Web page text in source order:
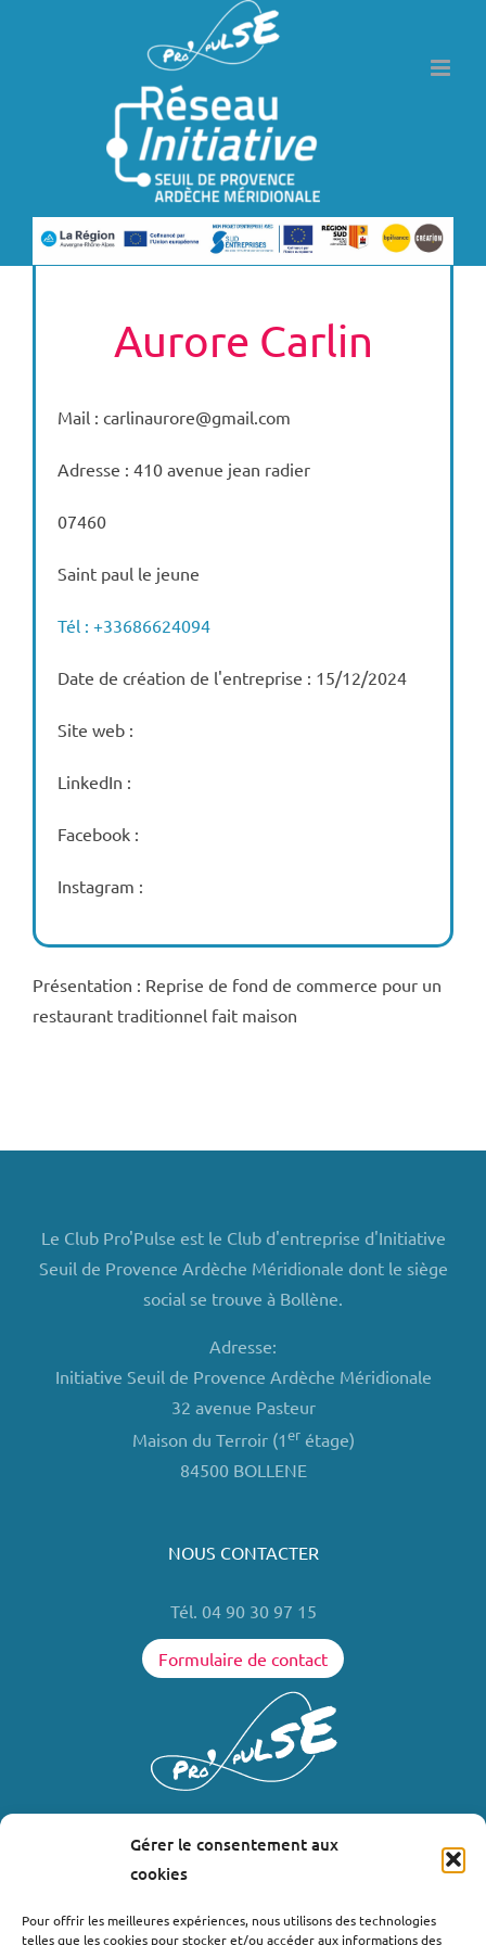
Gérer le consentement aux
cookies
Pour offrir les meilleures expériences, nous utilisons des technologies
telles que les cookies pour stocker et/ou accéder aux informations des
Aurore Carlin
Mail : carlinaurore@gmail.com
Adresse : 410 avenue jean radier
07460
Saint paul le jeune
Tél : +33686624094
Date de création de l'entreprise : 15/12/2024
Site web :
LinkedIn :
Facebook :
Instagram :
Présentation : Reprise de fond de commerce pour un
restaurant traditionnel fait maison
Le Club Pro'Pulse est le Club d'entreprise d'Initiative
Seuil de Provence Ardèche Méridionale dont le siège
social se trouve à Bollène.
Adresse:
Initiative Seuil de Provence Ardèche Méridionale
32 avenue Pasteur
Maison du Terroir (1erétage)
84500 BOLLENE
NOUS CONTACTER
Tél. 04 90 30 97 15
Formulaire de contact
Où nous trouver ?